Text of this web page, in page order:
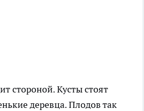
стороной. Кусты стоят
деревца. Плодов так